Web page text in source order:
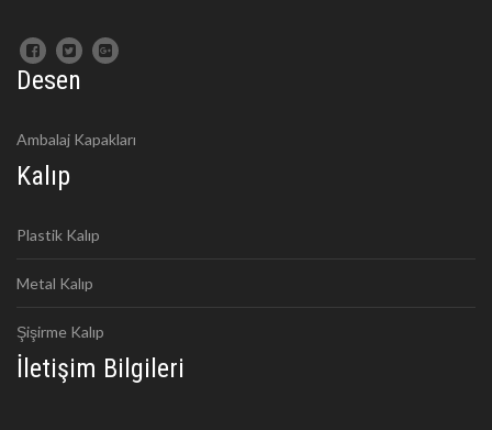
Desen
Ambalaj Kapakları
Kalıp
Plastik Kalıp
Metal Kalıp
Şişirme Kalıp
İletişim Bilgileri